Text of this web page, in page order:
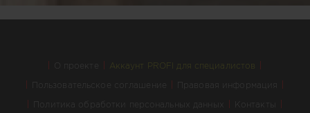
О проекте Аккаунт PROFI для специалистов
Пользовательское соглашение Правовая информация
Политика обработки персональных данных Контакты